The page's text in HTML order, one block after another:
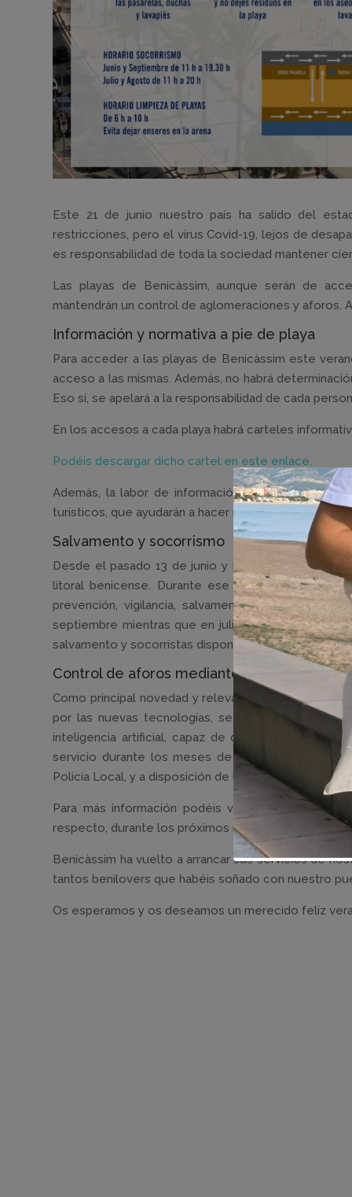
Este 21 de junio nuestro país ha salido del
restricciones, pero el virus Covid-19, lejos de
es responsabilidad de toda la sociedad mantener
Las playas de Benicàssim, aunque serán de
mantendrán un control de aglomeraciones y aforos.
Información y normativa a pie de playa
Para acceder a las playas de Benicàssim este
acceso a las mismas. Además, no habrá
Eso sí, se apelará a la responsabilidad de cada
En los accesos a cada playa habrá carteles
Podéis descargar dicho cartel en este enlace.
Además, la labor de información a pie de playa
turísticos, que ayudarán a hacer respetar la
Salvamento y socorrismo
Desde el pasado 13 de junio y hasta el 30 de
litoral benicense. Durante ese periodo, hasta 26
prevención, vigilancia, salvamento y primeros
septiembre mientras que en julio y agosto, el
salvamento y socorristas dispondrá de tres
Control de aforos mediante drones
Como principal novedad y relevancia para el
por las nuevas tecnologías, se complementará
inteligencia artificial, capaz de detectar el
servicio durante los meses de julio y agosto en
Policía Local, y a disposición de las fuerzas de
Para más información podéis visitar la web
respecto, durante los próximos meses.
Benicàssim ha vuelto a arrancar sus servicios de
tantos benilovers que habéis soñado con nuestro
Os esperamos y os deseamos un merecido feliz